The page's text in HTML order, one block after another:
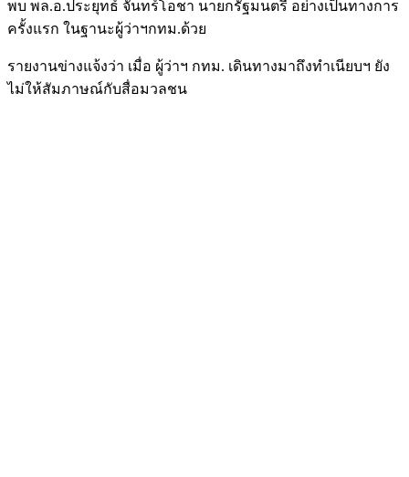
พบ พล.อ.ประยุทธ์ จันทร์โอชา นายกรัฐมนตรี อย่างเป็นทางการ
ครั้งแรก ในฐานะผู้ว่าฯกทม.ด้วย
รายงานข่างแจ้งว่า เมื่อ ผู้ว่าฯ กทม. เดินทางมาถึงทำเนียบฯ ยัง
ไม่ให้สัมภาษณ์กับสื่อมวลชน